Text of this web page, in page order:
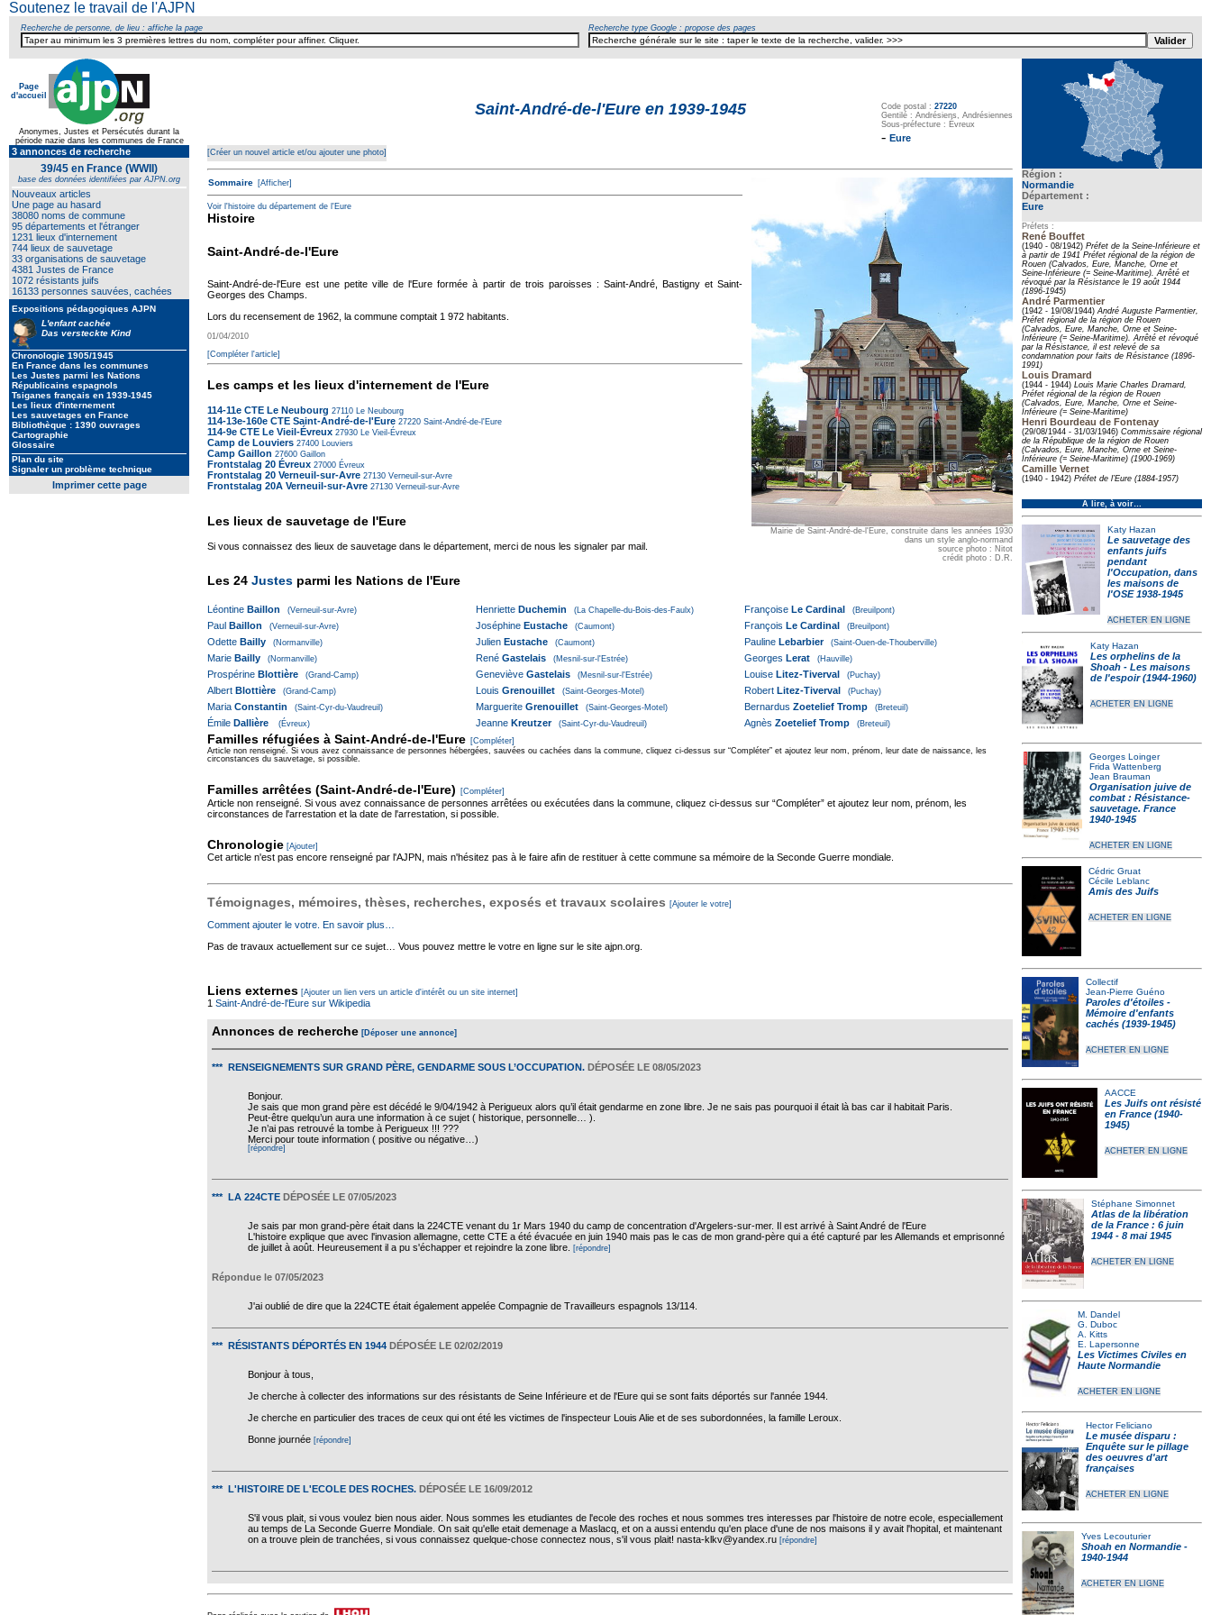
Soutenez le travail de l'AJPN
Recherche de personne, de lieu : affiche la page Recherche type Google : propose des pages
Page
d'accueil
Anonymes, Justes et Persécutés durant la
période nazie dans les communes de France
3 annonces de recherche
39/45 en France (WWII)
base des données identifiées par AJPN.org
Nouveaux articles
Une page au hasard
38080 noms de commune
95 départements et l'étranger
1231 lieux d'internement
744 lieux de sauvetage
33 organisations de sauvetage
4381 Justes de France
1072 résistants juifs
16133 personnes sauvées, cachées
Expositions pédagogiques AJPN
L'enfant cachée
Das versteckte Kind
Chronologie 1905/1945
En France dans les communes
Les Justes parmi les Nations
Républicains espagnols
Tsiganes français en 1939-1945
Les lieux d'internement
Les sauvetages en France
Bibliothèque : 1390 ouvrages
Cartographie
Glossaire
Plan du site
Signaler un problème technique
Imprimer cette page
Région :
Normandie
Département :
Eure
Préfets :
René Bouffet
(1940 - 08/1942) Préfet de la Seine-Inférieure et
à partir de 1941 Préfet régional de la région de
Rouen (Calvados, Eure, Manche, Orne et
Seine-Inférieure (= Seine-Maritime). Arrêté et
révoqué par la Résistance le 19 août 1944
(1896-1945)
André Parmentier
(1942 - 19/08/1944)André Auguste Parmentier,
Préfet régional de la région de Rouen
(Calvados, Eure, Manche, Orne et Seine-
Inférieure (= Seine-Maritime). Arrêté et révoqué
par la Résistance, il est relevé de sa
condamnation pour faits de Résistance (1896-
1991)
Louis Dramard
(1944 - 1944) Louis Marie Charles Dramard,
Préfet régional de la région de Rouen
(Calvados, Eure, Manche, Orne et Seine-
Inférieure (= Seine-Maritime)
Henri Bourdeau de Fontenay
(29/08/1944 - 31/03/1946) Commissaire régional
de la République de la région de Rouen
(Calvados, Eure, Manche, Orne et Seine-
Inférieure (= Seine-Maritime) (1900-1969)
Camille Vernet
(1940 - 1942) Préfet de l’Eure (1884-1957)
À lire, à voir…
Katy Hazan
Le sauvetage des
enfants juifs
pendant
l'Occupation, dans
les maisons de
l'OSE 1938-1945
ACHETER EN LIGNE
Katy Hazan
Les orphelins de la
Shoah - Les maisons
de l'espoir (1944-1960)
ACHETER EN LIGNE
Georges Loinger
Frida Wattenberg
Jean Brauman
Organisation juive de
combat : Résistance-
sauvetage. France
1940-1945
ACHETER EN LIGNE
Cédric Gruat
Cécile Leblanc
Amis des Juifs
ACHETER EN LIGNE
Collectif
Jean-Pierre Guéno
Paroles d'étoiles -
Mémoire d'enfants
cachés (1939-1945)
ACHETER EN LIGNE
AACCE
Les Juifs ont résisté
en France (1940-
1945)
ACHETER EN LIGNE
Stéphane Simonnet
Atlas de la libération
de la France : 6 juin
1944 - 8 mai 1945
ACHETER EN LIGNE
M. Dandel
G. Duboc
A. Kitts
E. Lapersonne
Les Victimes Civiles en
Haute Normandie
ACHETER EN LIGNE
Hector Feliciano
Le musée disparu :
Enquête sur le pillage
des oeuvres d'art
françaises
ACHETER EN LIGNE
Yves Lecouturier
Shoah en Normandie -
1940-1944
ACHETER EN LIGNE
Saint-André-de-l'Eure en 1939-1945
Code postal : 27220
Gentilé : Andrésiens, Andrésiennes
Sous-préfecture : Évreux
- Eure
[Créer un nouvel article et/ou ajouter une photo]
Mairie de Saint-André-de-l'Eure, construite dans les années 1930
dans un style anglo-normand
source photo : Nitot
crédit photo : D.R.
Sommaire [Afficher]
Voir l'histoire du département de l'Eure
Histoire
Saint-André-de-l'Eure
Saint-André-de-l'Eure est une petite ville de l'Eure formée à partir de trois paroisses : Saint-André, Bastigny et Saint-
Georges des Champs.
Lors du recensement de 1962, la commune comptait 1 972 habitants.
01/04/2010
[Compléter l'article]
Les camps et les lieux d'internement de l'Eure
114-11e CTE Le Neubourg 27110 Le Neubourg
114-13e-160e CTE Saint-André-de-l'Eure 27220 Saint-André-de-l'Eure
114-9e CTE Le Vieil-Évreux 27930 Le Vieil-Évreux
Camp de Louviers 27400 Louviers
Camp Gaillon 27600 Gaillon
Frontstalag 20 Évreux 27000 Évreux
Frontstalag 20 Verneuil-sur-Avre 27130 Verneuil-sur-Avre
Frontstalag 20A Verneuil-sur-Avre 27130 Verneuil-sur-Avre
Les lieux de sauvetage de l'Eure
Si vous connaissez des lieux de sauvetage dans le département, merci de nous les signaler par mail.
Les 24 Justes parmi les Nations de l'Eure
Léontine Baillon (Verneuil-sur-Avre) Henriette Duchemin (La Chapelle-du-Bois-des-Faulx) Françoise Le Cardinal (Breuilpont)
Paul Baillon (Verneuil-sur-Avre) Joséphine Eustache (Caumont) François Le Cardinal (Breuilpont)
Odette Bailly (Normanville) Julien Eustache (Caumont) Pauline Lebarbier (Saint-Ouen-de-Thouberville)
Marie Bailly (Normanville) René Gastelais (Mesnil-sur-l'Estrée) Georges Lerat (Hauville)
Prospérine Blottière (Grand-Camp) Geneviève Gastelais (Mesnil-sur-l'Estrée) Louise Litez-Tiverval (Puchay)
Albert Blottière (Grand-Camp) Louis Grenouillet (Saint-Georges-Motel) Robert Litez-Tiverval (Puchay)
Maria Constantin (Saint-Cyr-du-Vaudreuil) Marguerite Grenouillet (Saint-Georges-Motel) Bernardus Zoetelief Tromp (Breteuil)
Émile Dallière (Évreux) Jeanne Kreutzer (Saint-Cyr-du-Vaudreuil) Agnès Zoetelief Tromp (Breteuil)
Familles réfugiées à Saint-André-de-l'Eure [Compléter]
Article non renseigné. Si vous avez connaissance de personnes hébergées, sauvées ou cachées dans la commune, cliquez ci-dessus sur “Compléter” et ajoutez leur nom, prénom, leur date de naissance, les
circonstances du sauvetage, si possible.
Familles arrêtées (Saint-André-de-l'Eure) [Compléter]
Article non renseigné. Si vous avez connaissance de personnes arrêtées ou exécutées dans la commune, cliquez ci-dessus sur “Compléter” et ajoutez leur nom, prénom, les
circonstances de l'arrestation et la date de l'arrestation, si possible.
Chronologie [Ajouter]
Cet article n'est pas encore renseigné par l'AJPN, mais n'hésitez pas à le faire afin de restituer à cette commune sa mémoire de la Seconde Guerre mondiale.
Témoignages, mémoires, thèses, recherches, exposés et travaux scolaires [Ajouter le votre]
Comment ajouter le votre. En savoir plus…
Pas de travaux actuellement sur ce sujet… Vous pouvez mettre le votre en ligne sur le site ajpn.org.
Liens externes [Ajouter un lien vers un article d'intérêt ou un site internet]
1 Saint-André-de-l'Eure sur Wikipedia
Annonces de recherche [Déposer une annonce]
*** RENSEIGNEMENTS SUR GRAND PÈRE, GENDARME SOUS L’OCCUPATION. DÉPOSÉE LE 08/05/2023
Bonjour.
Je sais que mon grand père est décédé le 9/04/1942 à Perigueux alors qu’il était gendarme en zone libre. Je ne sais pas pourquoi il était là bas car il habitait Paris.
Peut-être quelqu’un aura une information à ce sujet ( historique, personnelle… ).
Je n’ai pas retrouvé la tombe à Perigueux !!! ???
Merci pour toute information ( positive ou négative…)
[répondre]
*** LA 224CTE DÉPOSÉE LE 07/05/2023
Je sais par mon grand-père était dans la 224CTE venant du 1r Mars 1940 du camp de concentration d'Argelers-sur-mer. Il est arrivé à Saint André de l'Eure
L'histoire explique que avec l'invasion allemagne, cette CTE a été évacuée en juin 1940 mais pas le cas de mon grand-père qui a été capturé par les Allemands et emprisonné
de juillet à août. Heureusement il a pu s'échapper et rejoindre la zone libre.
[répondre]
Répondue le 07/05/2023
J'ai oublié de dire que la 224CTE était également appelée Compagnie de Travailleurs espagnols 13/114.
*** RÉSISTANTS DÉPORTÉS EN 1944 DÉPOSÉE LE 02/02/2019
Bonjour à tous,
Je cherche à collecter des informations sur des résistants de Seine Inférieure et de l'Eure qui se sont faits déportés sur l'année 1944.
Je cherche en particulier des traces de ceux qui ont été les victimes de l'inspecteur Louis Alie et de ses subordonnées, la famille Leroux.
Bonne journée [répondre]
*** L'HISTOIRE DE L'ECOLE DES ROCHES. DÉPOSÉE LE 16/09/2012
S'il vous plait, si vous voulez bien nous aider. Nous sommes les etudiantes de l'ecole des roches et nous sommes tres interesses par l'histoire de notre ecole, especiallement
au temps de La Seconde Guerre Mondiale. On sait qu'elle etait demenage a Maslacq, et on a aussi entendu qu'en place d'une de nos maisons il y avait l'hopital, et maintenant
on a trouve plein de tranchées, si vous connaissez quelque-chose connectez nous, s'il vous plait! nasta-klkv@yandex.ru [répondre]